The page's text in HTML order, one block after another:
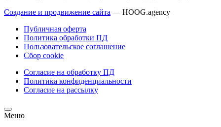
Создание и продвижение сайта — HOOG.agency
Публичная оферта
Политика обработки ПД
Пользовательское соглашение
Сбор cookie
Согласие на обработку ПД
Политика конфиденциальности
Согласие на рассылку
Меню